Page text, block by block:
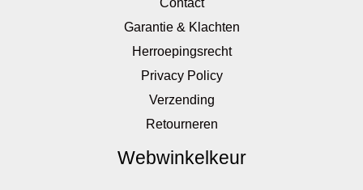
Garantie & Klachten
Herroepingsrecht
Privacy Policy
Verzending
Retourneren
Webwinkelkeur